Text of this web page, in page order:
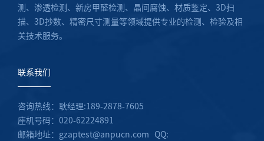
测、渗透检测、新房甲醛检测、晶间腐蚀、材质鉴定、3D扫
描、3D抄数、精密尺寸测量等领域提供专业的检测、检验及相
关技术服务。
联系我们
咨询热线：耿经理:189-2878-7605
座机号码：020-62224891
邮箱地址：gzaptest@anpucn.com QQ: